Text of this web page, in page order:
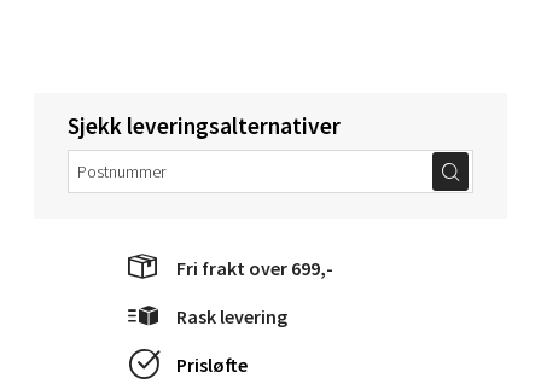
Sjekk leveringsalternativer
Fri frakt over 699,-
Rask levering
Prisløfte
Aunasenteret, Sunndalsvegen 3, 7340 Oppdal
Åpent i dag 10-19
0 i butikk